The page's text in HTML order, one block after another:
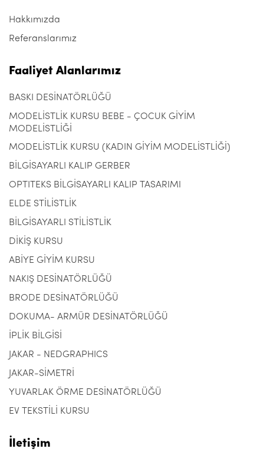
Hakkımızda
Referanslarımız
Faaliyet Alanlarımız
BASKI DESİNATÖRLÜĞÜ
MODELİSTLİK KURSU BEBE - ÇOCUK GİYİM
MODELİSTLİĞİ
MODELİSTLİK KURSU (KADIN GİYİM MODELİSTLİĞİ)
BİLGİSAYARLI KALIP GERBER
OPTITEKS BİLGİSAYARLI KALIP TASARIMI
ELDE STİLİSTLİK
BİLGİSAYARLI STİLİSTLİK
DİKİŞ KURSU
ABİYE GİYİM KURSU
NAKIŞ DESİNATÖRLÜĞÜ
BRODE DESİNATÖRLÜĞÜ
DOKUMA- ARMÜR DESİNATÖRLÜĞÜ
İPLİK BİLGİSİ
JAKAR - NEDGRAPHICS
JAKAR-SİMETRİ
YUVARLAK ÖRME DESİNATÖRLÜĞÜ
EV TEKSTİLİ KURSU
İletişim